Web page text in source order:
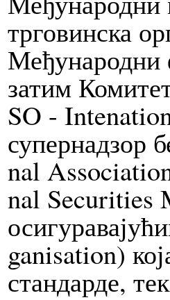
трговинска
Међународни
затим
SO -
супернадзор
nal
nal Se­cu­ri­ti­es
ga­ni­sa­tion)
стандарде,